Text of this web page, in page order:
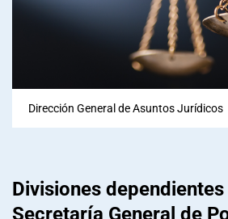
Dirección General de Asuntos Jurídicos
Divisiones
Secretaría General de